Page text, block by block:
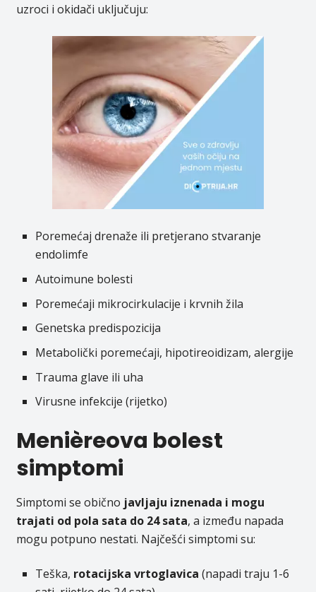
uzroci i okidači uključuju:
Poremećaj drenaže ili pretjerano stvaranje
endolimfe
Autoimune bolesti
Poremećaji mikrocirkulacije i krvnih žila
Genetska predispozicija
Metabolički poremećaji, hipotireoidizam, alergije
Trauma glave ili uha
Virusne infekcije (rijetko)
Menièreova bolest
simptomi
Simptomi se obično javljaju iznenada i mogu
trajati od pola sata do 24 sata, a između napada
mogu potpuno nestati. Najčešći simptomi su:
Teška, rotacijska vrtoglavica (napadi traju 1-6